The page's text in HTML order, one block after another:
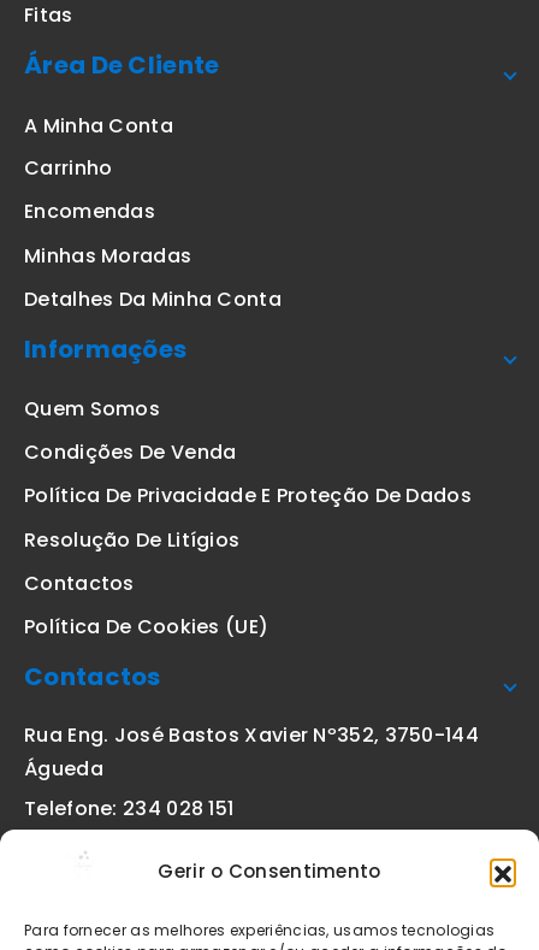
Gerir o Consentimento
Para fornecer as melhores experiências, usamos tecnologias
Fitas
Área De Cliente
A Minha Conta
Carrinho
Encomendas
Minhas Moradas
Detalhes Da Minha Conta
Informações
Quem Somos
Condições De Venda
Política De Privacidade E Proteção De Dados
Resolução De Litígios
Contactos
Política De Cookies (UE)
Contactos
Rua Eng. José Bastos Xavier Nº352, 3750-144
Águeda
Telefone: 234 028 151
geral@etiquetas-online.pt